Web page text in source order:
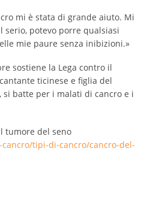
mi è stata di grande aiuto. Mi
serio, potevo porre qualsiasi
mie paure senza inibizioni.»
sostiene la Lega contro il
ticinese e figlia del
si batte per i malati di cancro e i
tumore del seno
tipi-di-cancro/cancro-del-